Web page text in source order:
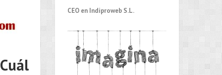
CEO en Indiproweb S.L.